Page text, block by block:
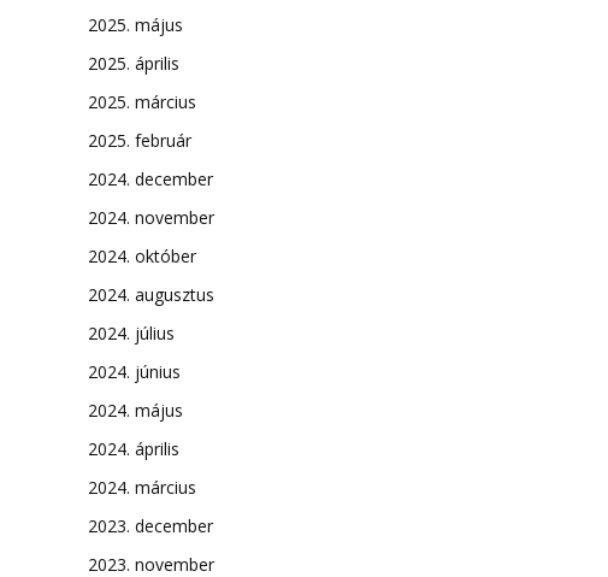
2025. május
2025. április
2025. március
2025. február
2024. december
2024. november
2024. október
2024. augusztus
2024. július
2024. június
2024. május
2024. április
2024. március
2023. december
2023. november